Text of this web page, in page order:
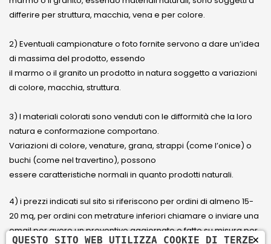
differire per struttura, macchia, vena e per colore.
2) Eventuali campionature o foto fornite servono a dare un’idea
di massima del prodotto, essendo
il marmo o il granito un prodotto in natura soggetto a variazioni
di colore, macchia, struttura.
3) I materiali colorati sono venduti con le difformità che la loro
natura e conformazione comportano.
Variazioni di colore, venature, grana, strappi (come l’onice) o
buchi (come nel travertino), possono
essere caratteristiche normali in quanto prodotti naturali.
4) i prezzi indicati sul sito si riferiscono per ordini di almeno 15-
20 mq, per ordini con metrature inferiori chiamare o inviare una
email per avere un preventivo aggiornato e fatto su misura per
×
QUESTO SITO WEB UTILIZZA COOKIE DI TERZE